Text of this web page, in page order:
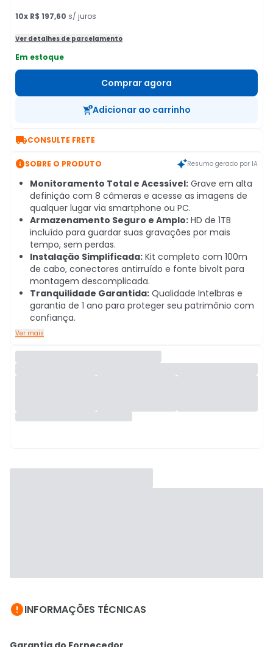
10x R$ 197,60 s/ juros
Ver detalhes de parcelamento
Em estoque
Comprar agora
Adicionar ao carrinho
CONSULTE FRETE
SOBRE O PRODUTO Resumo gerado por IA
Monitoramento Total e Acessível: Grave em alta
definição com 8 câmeras e acesse as imagens de
qualquer lugar via smartphone ou PC.
Armazenamento Seguro e Amplo: HD de 1TB
incluído para guardar suas gravações por mais
tempo, sem perdas.
Instalação Simplificada: Kit completo com 100m
de cabo, conectores antirruído e fonte bivolt para
montagem descomplicada.
Tranquilidade Garantida: Qualidade Intelbras e
garantia de 1 ano para proteger seu patrimônio com
confiança.
Ver mais
INFORMAÇÕES TÉCNICAS